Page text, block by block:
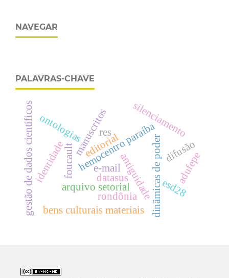
NAVEGAR
PALAVRAS-CHAVE
hemocentro paraíba
editorial
manuscritos silenciamento
dinâmicas de poder
foucault antiguidade
ontologias
arquivo setorial
identidade difusão
e-mail
res
esd28
datasus
gestão de dados científicos
rondônia
bens culturais materiais
adufepe